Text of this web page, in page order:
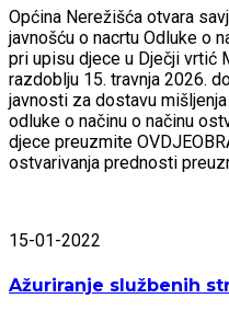
Općina Nerežišća otvara
javnošću o nacrtu Odluke o
pri upisu djece u Dječji vrtić
razdoblju 15. travnja 2026.
javnosti za dostavu
odluke o načinu o načinu
djece preuzmite
ostvarivanja prednosti
15-01-2022
Ažuriranje službenih